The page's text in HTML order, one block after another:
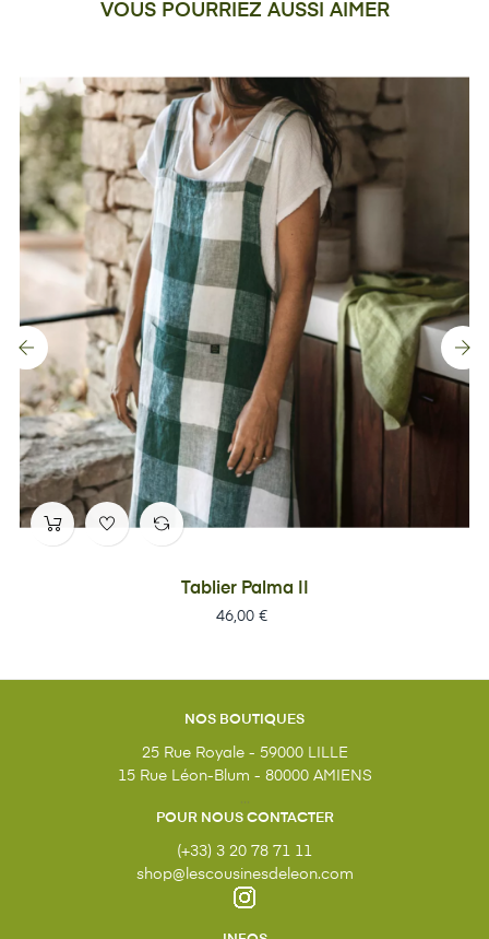
VOUS POURRIEZ AUSSI AIMER
Tablier Palma II
Prix
46,00 €
›
NOS BOUTIQUES
25 Rue Royale - 59000 LILLE
15 Rue Léon-Blum - 80000 AMIENS
...
POUR NOUS CONTACTER
(+33) 3 20 78 71 11
shop@lescousinesdeleon.com